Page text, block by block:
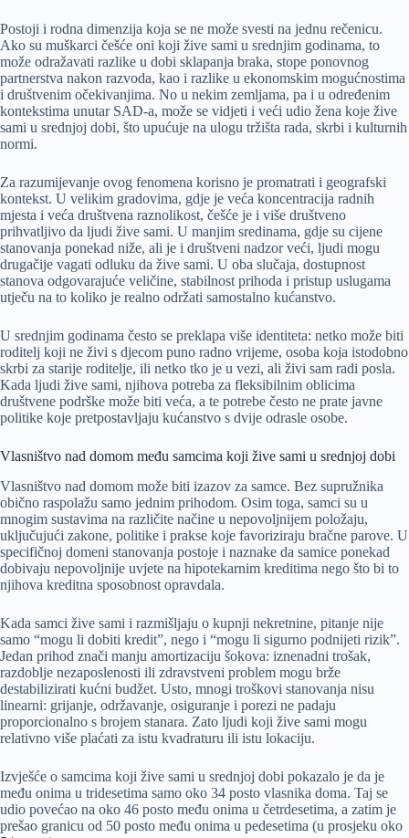
Postoji i rodna dimenzija koja se ne može svesti na jednu rečenicu.
Ako su muškarci češće oni koji žive sami u srednjim godinama, to
može odražavati razlike u dobi sklapanja braka, stope ponovnog
partnerstva nakon razvoda, kao i razlike u ekonomskim mogućnostima
i društvenim očekivanjima. No u nekim zemljama, pa i u određenim
kontekstima unutar SAD-a, može se vidjeti i veći udio žena koje žive
sami u srednjoj dobi, što upućuje na ulogu tržišta rada, skrbi i kulturnih
normi.
Za razumijevanje ovog fenomena korisno je promatrati i geografski
kontekst. U velikim gradovima, gdje je veća koncentracija radnih
mjesta i veća društvena raznolikost, češće je i više društveno
prihvatljivo da ljudi žive sami. U manjim sredinama, gdje su cijene
stanovanja ponekad niže, ali je i društveni nadzor veći, ljudi mogu
drugačije vagati odluku da žive sami. U oba slučaja, dostupnost
stanova odgovarajuće veličine, stabilnost prihoda i pristup uslugama
utječu na to koliko je realno održati samostalno kućanstvo.
U srednjim godinama često se preklapa više identiteta: netko može biti
roditelj koji ne živi s djecom puno radno vrijeme, osoba koja istodobno
skrbi za starije roditelje, ili netko tko je u vezi, ali živi sam radi posla.
Kada ljudi žive sami, njihova potreba za fleksibilnim oblicima
društvene podrške može biti veća, a te potrebe često ne prate javne
politike koje pretpostavljaju kućanstvo s dvije odrasle osobe.
Vlasništvo nad domom među samcima koji žive sami u srednjoj dobi
Vlasništvo nad domom može biti izazov za samce. Bez supružnika
obično raspolažu samo jednim prihodom. Osim toga, samci su u
mnogim sustavima na različite načine u nepovoljnijem položaju,
uključujući zakone, politike i prakse koje favoriziraju bračne parove. U
specifičnoj domeni stanovanja postoje i naznake da samice ponekad
dobivaju nepovoljnije uvjete na hipotekarnim kreditima nego što bi to
njihova kreditna sposobnost opravdala.
Kada samci žive sami i razmišljaju o kupnji nekretnine, pitanje nije
samo “mogu li dobiti kredit”, nego i “mogu li sigurno podnijeti rizik”.
Jedan prihod znači manju amortizaciju šokova: iznenadni trošak,
razdoblje nezaposlenosti ili zdravstveni problem mogu brže
destabilizirati kućni budžet. Usto, mnogi troškovi stanovanja nisu
linearni: grijanje, održavanje, osiguranje i porezi ne padaju
proporcionalno s brojem stanara. Zato ljudi koji žive sami mogu
relativno više plaćati za istu kvadraturu ili istu lokaciju.
Izvješće o samcima koji žive sami u srednjoj dobi pokazalo je da je
među onima u tridesetima samo oko 34 posto vlasnika doma. Taj se
udio povećao na oko 46 posto među onima u četrdesetima, a zatim je
prešao granicu od 50 posto među onima u pedesetima (u prosjeku oko